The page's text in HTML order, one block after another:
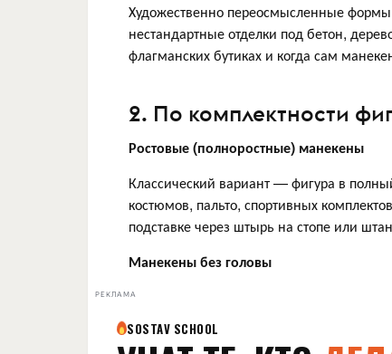
Художественно переосмысленные
нестандартные отделки под бетон,
флагманских бутиках и когда сам
2. По комплектности
Ростовые (полноростные) манекены
Классический вариант — фигура в
костюмов, пальто, спортивных
подставке через штырь на стопе или
Манекены без головы
РЕКЛАМА